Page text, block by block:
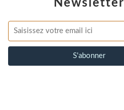
Newsletter